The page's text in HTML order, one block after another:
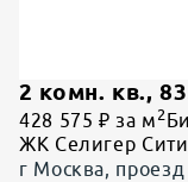
2 комн. кв.,
428 575 ₽ за м 2
ЖК Селигер Сити
г Москва,